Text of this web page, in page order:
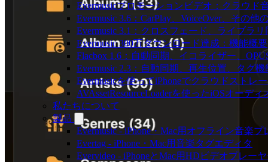
Evermusicプロモーションビデオ：クラウド
Evermusic 3.6：CarPlay、VoiceOver、その他
Evermusic 3.1：クロスフェード、ライブラ
Evermusic 300万ダウンロード達成：機能概要
Flacbox 1.6：自動同期、イコライザー、
Evermusic 2.3：自動同期、再生位置、タグ機
Evermusicを使ってiPhoneでクラウドストレ
AVAssetResourceLoaderを使ったiOSオーデ
私たちについて
製品
Evermusic - iPhone・Mac用オフライン音楽プ
Evertag - iPhone・Mac用音楽タグエディタ
Evervideo - iPhoneとMac用HDビデオプレー